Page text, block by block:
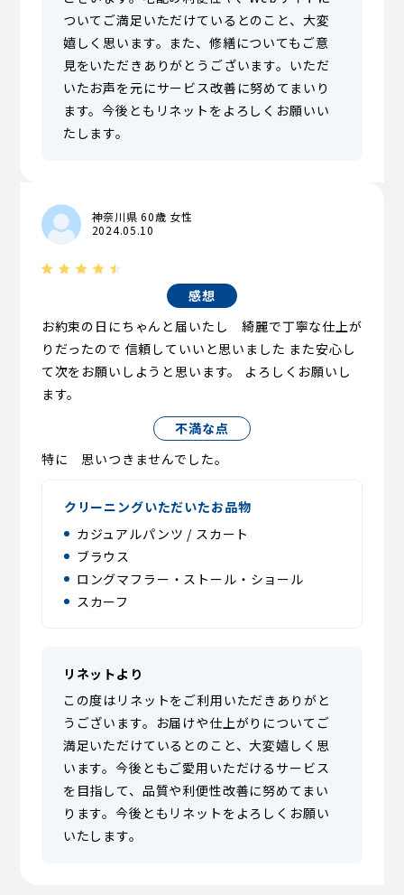
ついてご満足いただけているとのこと、大変
嬉しく思います。また、修繕についてもご意
見をいただきありがとうございます。いただ
いたお声を元にサービス改善に努めてまいり
ます。今後ともリネットをよろしくお願いい
たします。
神奈川県 60歳 女性
2024.05.10
感想
お約束の日にちゃんと届いたし 綺麗で丁寧な仕上が
りだったので 信頼していいと思いました また安心し
て次をお願いしようと思います。 よろしくお願いし
ます。
不満な点
特に 思いつきませんでした。
クリーニングいただいたお品物
カジュアルパンツ / スカート
ブラウス
ロングマフラー・ストール・ショール
スカーフ
リネットより
この度はリネットをご利用いただきありがと
うございます。お届けや仕上がりについてご
満足いただけているとのこと、大変嬉しく思
います。今後ともご愛用いただけるサービス
を目指して、品質や利便性改善に努めてまい
ります。今後ともリネットをよろしくお願い
いたします。